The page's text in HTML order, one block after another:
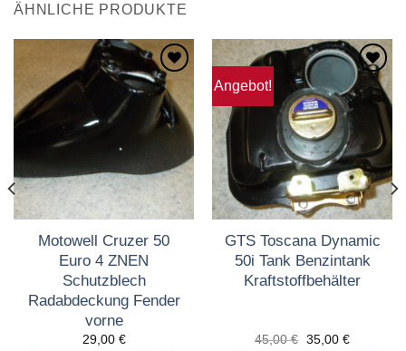
ÄHNLICHE PRODUKTE
Zum
Wunschzettel
hinzufügen
Motowell Cruzer 50
Euro 4 ZNEN
Schutzblech
Radabdeckung Fender
vorne
29,00 €
Angebot!
Zum
Wunschzettel
hinzufügen
GTS Toscana Dynamic
50i Tank Benzintank
Kraftstoffbehälter
45,00€ Ursprünglicher
35,00 €Aktueller